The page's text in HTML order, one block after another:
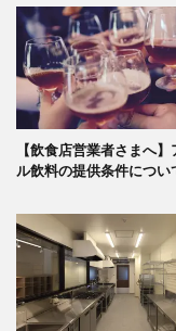
【飲食店営業者さまへ
ル飲料の提供条件につい